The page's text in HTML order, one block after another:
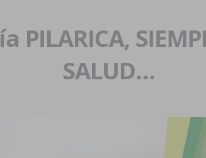
PILARICA,
SALUD…